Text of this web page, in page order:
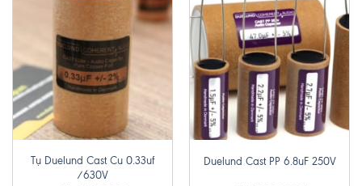
Tụ Duelund Cast Cu 0.33uf
/630V
Duelund Cast PP 6.8uF 250V